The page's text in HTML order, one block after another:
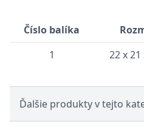
Číslo balíka
1
22 x 21
Ďalšie produkty v tejto